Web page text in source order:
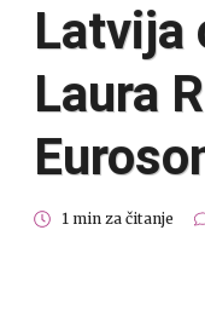
Latvija
Laura
1 min za čitanje